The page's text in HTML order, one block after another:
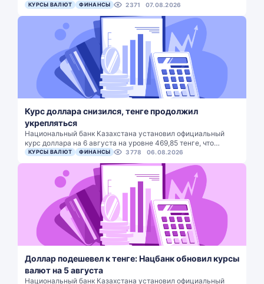
КУРСЫ ВАЛЮТ ФИНАНСЫ 2371 07.08.2026
Курс доллара снизился, тенге продолжил
укрепляться
Национальный банк Казахстана установил официальный
курс доллара на 6 августа на уровне 469,85 тенге, что…
КУРСЫ ВАЛЮТ ФИНАНСЫ 3778 06.08.2026
Доллар подешевел к тенге: Нацбанк обновил курсы
валют на 5 августа
Национальный банк Казахстана установил официальный